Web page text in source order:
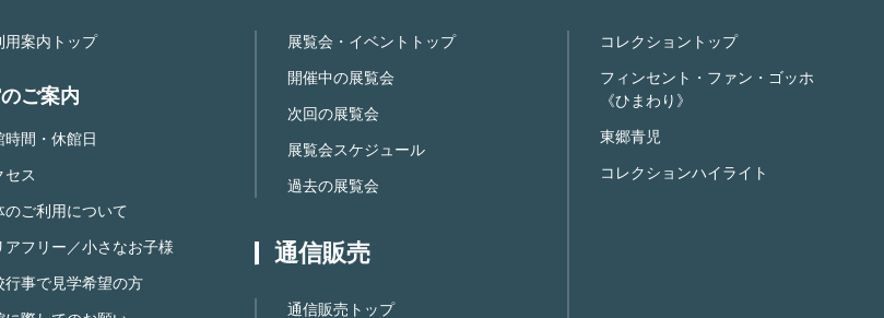
用案内トップ
ご案内
時間・休館日
セス
のご利用について
アフリー／小さなお子様
行事で見学希望の方
展覧会・イベントトップ
開催中の展覧会
次回の展覧会
展覧会スケジュール
過去の展覧会
通信販売
通信販売トップ
コレクショントップ
フィンセント・ファン・ゴッホ
《ひまわり》
東郷青児
コレクションハイライト